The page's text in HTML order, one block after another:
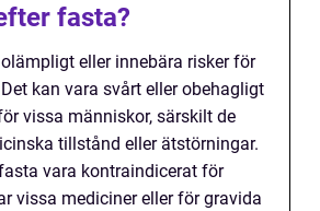
fasta?
eller innebära risker för
kan vara svårt eller obehagligt
vissa människor, särskilt de
tillstånd eller ätstörningar.
vara kontraindicerat för
vissa mediciner eller för gravida